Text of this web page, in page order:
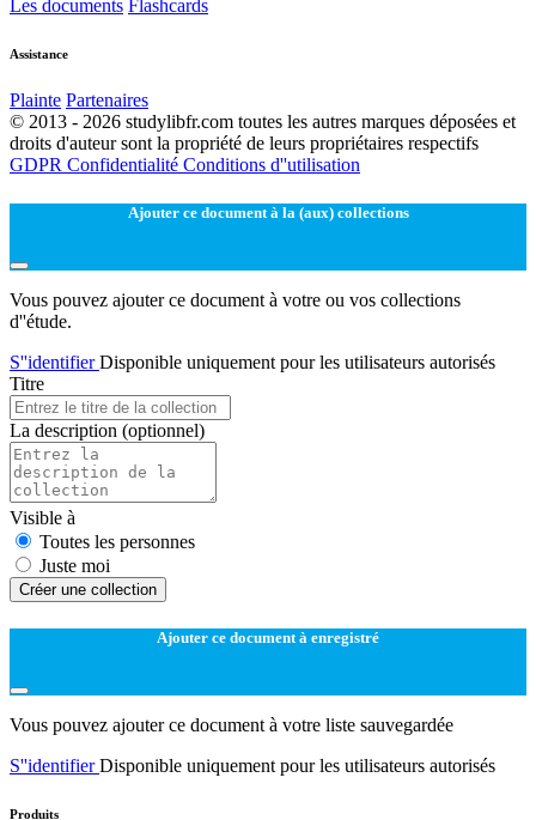
Les documents Flashcards
Assistance
Plainte Partenaires
© 2013 - 2026 studylibfr.com toutes les autres marques déposées et
droits d'auteur sont la propriété de leurs propriétaires respectifs
GDPR Confidentialité Conditions d''utilisation
Ajouter ce document à la (aux) collections
Vous pouvez ajouter ce document à votre ou vos collections
d''étude.
S''identifierDisponible uniquement pour les utilisateurs autorisés
Titre
La description (optionnel)
Visible à
Toutes les personnes
Juste moi
Créer une collection
Ajouter ce document à enregistré
Vous pouvez ajouter ce document à votre liste sauvegardée
S''identifierDisponible uniquement pour les utilisateurs autorisés
Produits